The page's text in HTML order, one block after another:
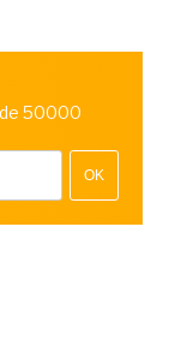
50000
OK